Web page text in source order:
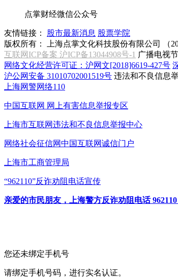
点掌财经微信公众号
友情链接： 股市最新消息 股票学院
版权所有：
上海点掌文化科技股份有限公司 （
互联网ICP备案 沪ICP备13044908号-1 广播电视
网络文化经营许可证：沪网文[2018]6619-427号
沪公网安备 31010702001519号 违法和不良信息
上海网警网络110
中国互联网 网上有害信息举报专区
上海市互联网违法和不良信息举报中心
网络社会征信网中国互联网诚信门户
上海市工商管理局
“962110”反诈劝阻电话宣传
亲爱的市民朋友，上海警方反诈劝阻电话
您还未绑定手机号
请绑定手机号码，进行实名认证。